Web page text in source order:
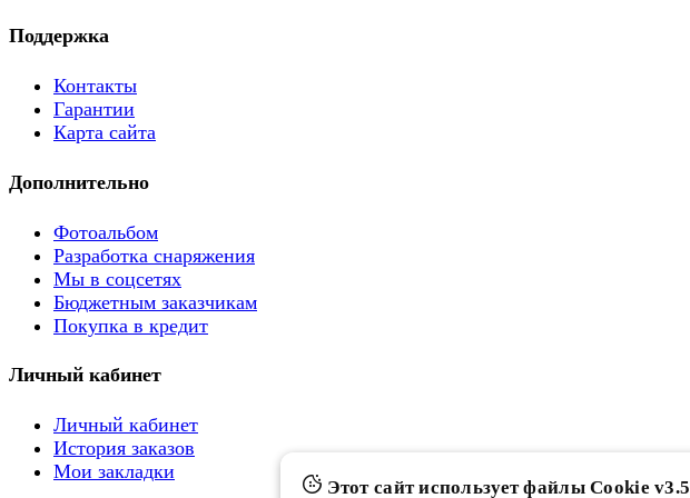
Поддержка
Контакты
Гарантии
Карта сайта
Дополнительно
Фотоальбом
Разработка снаряжения
Мы в соцсетях
Бюджетным заказчикам
Покупка в кредит
Личный кабинет
Личный кабинет
История заказов
Мои закладки
Этот сайт использует файлы Cookie v3.5